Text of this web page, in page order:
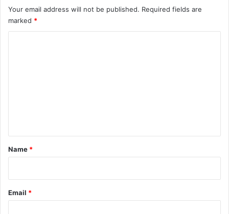
Your email address will not be published. Required fields are
marked *
*
Name *
Email *